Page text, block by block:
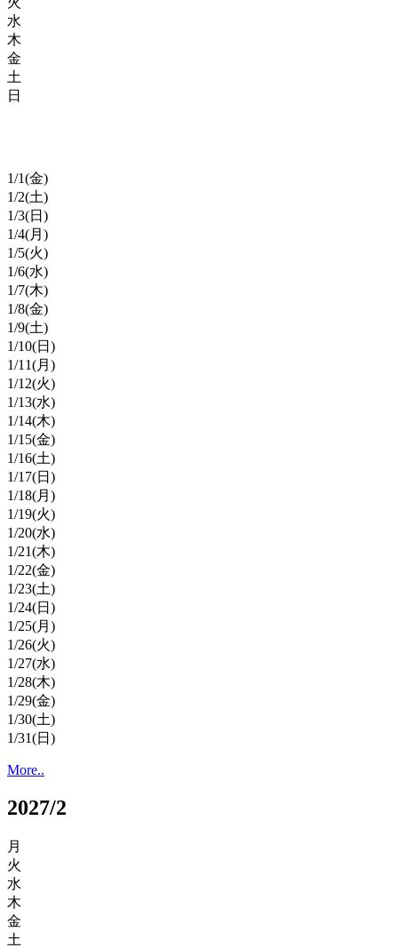
水
木
金
土
日
1/1(金)
1/2(土)
1/3(日)
1/4(月)
1/5(火)
1/6(水)
1/7(木)
1/8(金)
1/9(土)
1/10(日)
1/11(月)
1/12(火)
1/13(水)
1/14(木)
1/15(金)
1/16(土)
1/17(日)
1/18(月)
1/19(火)
1/20(水)
1/21(木)
1/22(金)
1/23(土)
1/24(日)
1/25(月)
1/26(火)
1/27(水)
1/28(木)
1/29(金)
1/30(土)
1/31(日)
More..
2027/2
月
火
水
木
金
土